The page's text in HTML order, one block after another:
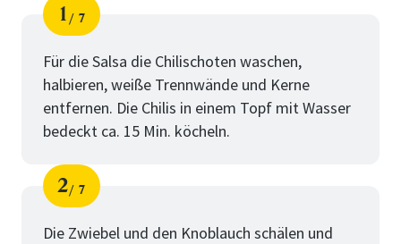
Schritt
1
von
7
Für die Salsa die Chilischoten waschen,
halbieren, weiße Trennwände und Kerne
entfernen. Die Chilis in einem Topf mit Wasser
bedeckt ca. 15 Min. köcheln.
Schritt
2
von
7
Die Zwiebel und den Knoblauch schälen und